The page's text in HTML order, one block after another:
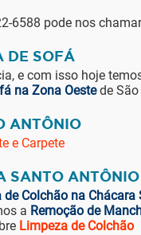
6588 pode nos
DE SOFÁ
e com isso hoje
na Zona Oestede São
ANTÔNIO
e Carpete
SANTO ANTÔNIO
de Colchão na Chácara
a Remoção de
Limpeza de Colchão